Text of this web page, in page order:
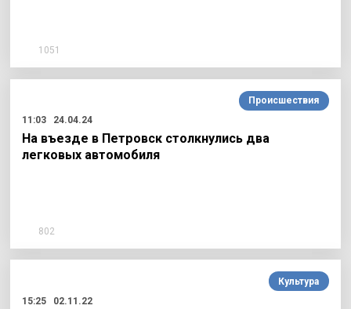
1051
Происшествия
11:03
24.04.24
На въезде в Петровск столкнулись два
легковых автомобиля
802
Культура
15:25
02.11.22